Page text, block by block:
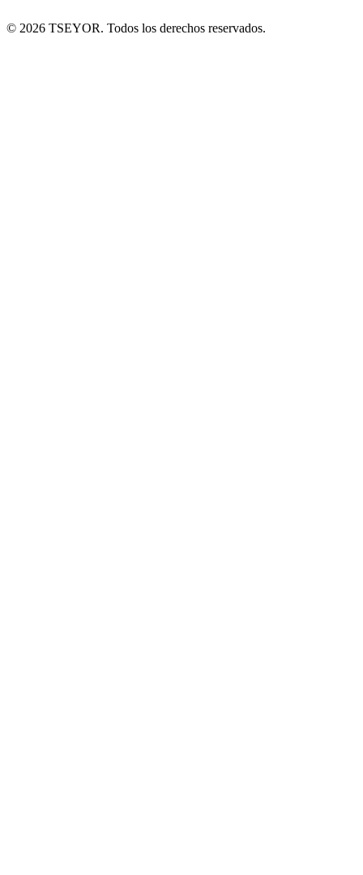
© 2026 TSEYOR. Todos los derechos reservados.